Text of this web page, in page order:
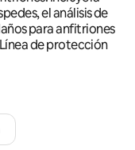
el análisis de
para anfitriones
de protección